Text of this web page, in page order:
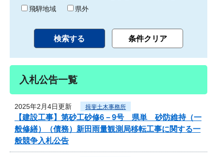
飛騨地域
県外
入札公告一覧
2025年2月4日更新 揖斐土木事務所
【建設工事】第砂工砂修6－9号 県単 砂防維持（一
般修繕）（債務）新田雨量観測局移転工事に関する一
般競争入札公告